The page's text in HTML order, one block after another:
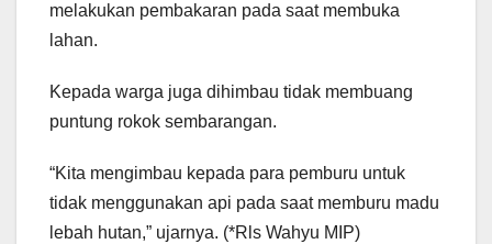
melakukan pembakaran pada saat membuka
lahan.
Kepada warga juga dihimbau tidak membuang
puntung rokok sembarangan.
“Kita mengimbau kepada para pemburu untuk
tidak menggunakan api pada saat memburu madu
lebah hutan,” ujarnya. (*Rls Wahyu MIP)